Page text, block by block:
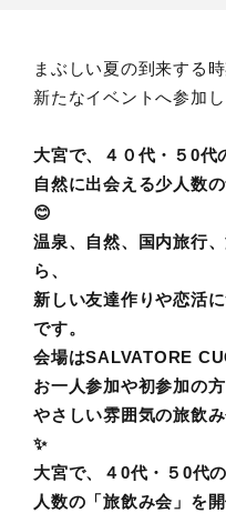
まぶしい夏の到来する
新たなイベントへ参加
大宮で、４０代・５0代
自然に出会える少人数
😊
温泉、自然、国内旅行
ら、
新しい友達作りや恋活
です。
会場はSALVATORE
お一人参加や初参加の
やさしい雰囲気の旅飲
✨
大宮で、４0代・５0代
人数の「旅飲み会」を